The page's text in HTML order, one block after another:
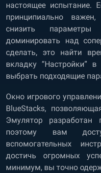
настоящее испытание.
принципиально
снизить
доминировать над
сделать, это найти
вкладку “Настройки”
выбрать подходящие
Окно игрового
BlueStacks,
Эмулятор
поэтому вам
вспомогательных
достичь огромных
минимум, вы точно